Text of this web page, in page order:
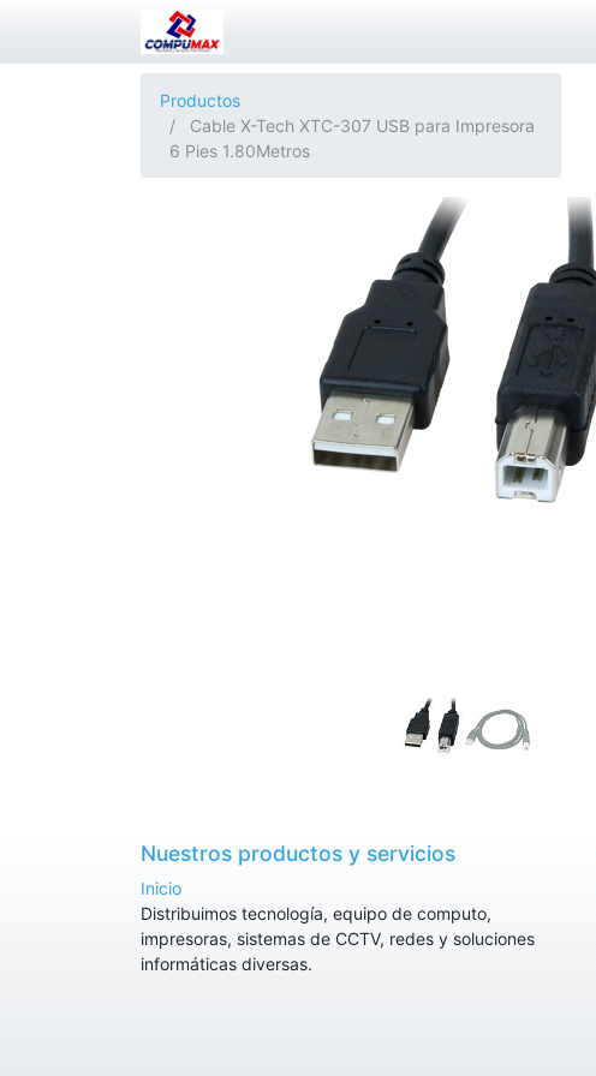
Productos
Cable X-Tech XTC-307 USB para Impresora
6 Pies 1.80Metros
Nuestros productos y servicios
Inicio
Distribuimos tecnología, equipo de computo,
impresoras, sistemas de CCTV, redes y soluciones
informáticas diversas.